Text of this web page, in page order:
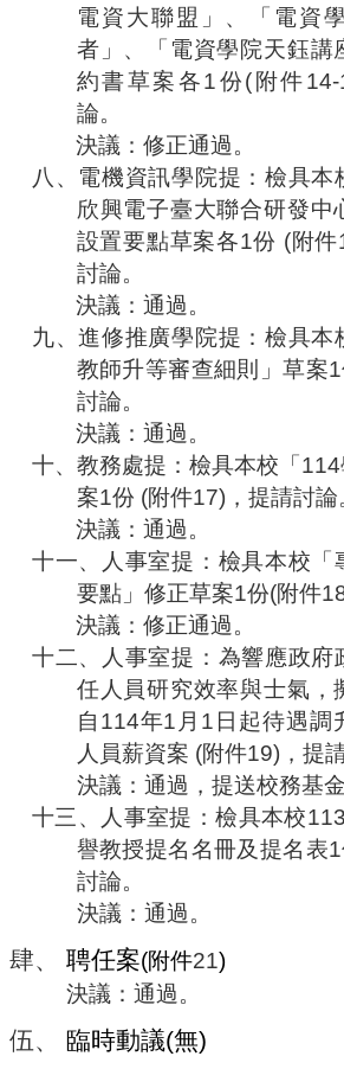
電資大聯盟」、「電資
者」、「電資學院天鈺講
約書草案各1份( 附件
論。
決議：修正通過。
八、 電機資訊學院提：檢具本
欣興電子臺大聯合研發中
設置要點草案各1份 (附件
討論。
決議：通過。
九、進修推廣學院提：檢具本
教師升等審查細則」草案1
討論。
決議：通過。
十、 教務處提：檢具本校「 114
案1份 (附件17) ，提請討論
決議：通過。
十一、
人事室提：檢具本校「
要點」修正草案1份(附件
決議：修正通過。
十二、
人事室提：為響應政
任人員研究效率與士氣，
自 114年1 月 1 日起待遇調
人員薪資案 (附件19) ，提
決議：通過，提送校務基
十三、
人事室提：檢具本校113
譽教授提名名冊及提名表1
討論。
決議：通過。
肆、 聘任案(附件21)
決議：通過。
伍、 臨時動議(無)